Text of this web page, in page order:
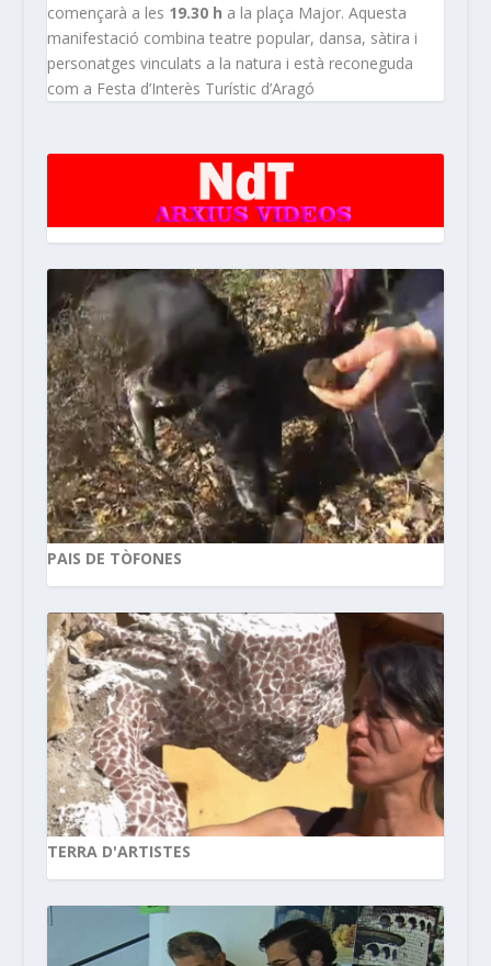
començarà a les 19.30 h a la plaça Major. Aquesta
manifestació combina teatre popular, dansa, sàtira i
personatges vinculats a la natura i està reconeguda
com a Festa d’Interès Turístic d’Aragó
PAIS DE TÒFONES
TERRA D'ARTISTES